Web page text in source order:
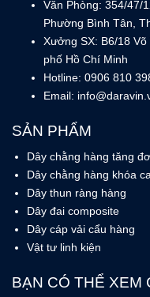
Văn Phòng: 354/47/
Phường Bình Tân,
Xưởng SX: B6/18
phố Hồ Chí Minh
Hotline: 0906 810
Email:
SẢN PHẨM
Dây chằng hàng tăng đơ
Dây chằng hàng khóa
Dây thun ràng hàng
Dây đai composite
Dây cáp vải cẩu hàng
Vật tư linh kiện
BẠN CÓ THỂ XEM